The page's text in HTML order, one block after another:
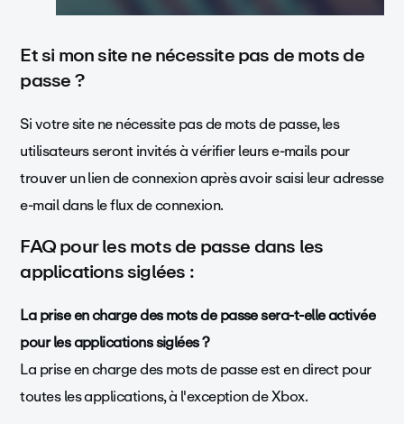
Et si mon site ne nécessite pas de mots de
passe ?
Si votre site ne nécessite pas de mots de passe, les
utilisateurs seront invités à vérifier leurs e-mails pour
trouver un lien de connexion après avoir saisi leur adresse
e-mail dans le flux de connexion.
FAQ pour les mots de passe dans les
applications siglées :
La prise en charge des mots de passe sera-t-elle activée
pour les applications siglées ?
La prise en charge des mots de passe est en direct pour
toutes les applications, à l'exception de Xbox.